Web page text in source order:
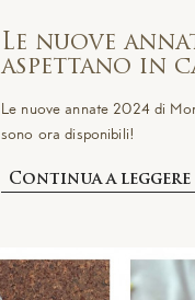
Le nuove
aspettano in
Le nuove annate 2024 di
sono ora disponibili!
Continua a leggere